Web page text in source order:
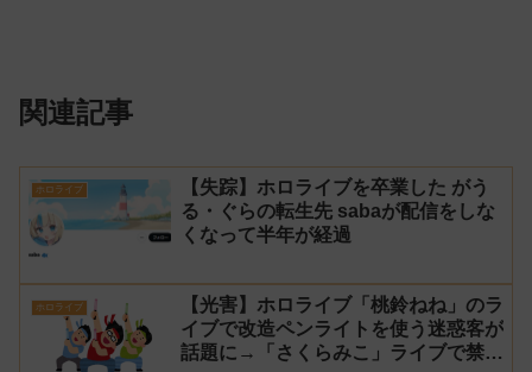
関連記事
ホロライブ
【失踪】ホロライブを卒業した がう
る・ぐらの転生先 sabaが配信をしな
くなって半年が経過
ホロライブ
【光害】ホロライブ「桃鈴ねね」のラ
イブで改造ペンライトを使う迷惑客が
話題に→「さくらみこ」ライブで禁止